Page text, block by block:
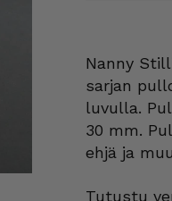
Nanny
sarjan
luvulla.
30 mm.
ehjä ja
Tutustu